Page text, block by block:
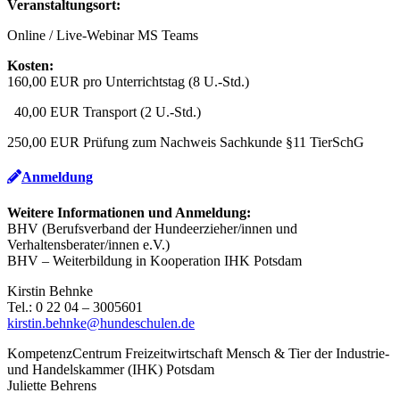
Veranstaltungsort:
Online / Live-Webinar MS Teams
Kosten:
160,00 EUR pro Unterrichtstag (8 U.-Std.)
40,00 EUR Transport (2 U.-Std.)
250,00 EUR Prüfung zum Nachweis Sachkunde §11 TierSchG
Anmeldung
Weitere Informationen und Anmeldung:
BHV (Berufsverband der Hundeerzieher/innen und
Verhaltensberater/innen e.V.)
BHV – Weiterbildung in Kooperation IHK Potsdam
Kirstin Behnke
Tel.: 0 22 04 – 3005601
kirstin.behnke@hundeschulen.de
KompetenzCentrum Freizeitwirtschaft Mensch & Tier der Industrie-
und Handelskammer (IHK) Potsdam
Juliette Behrens